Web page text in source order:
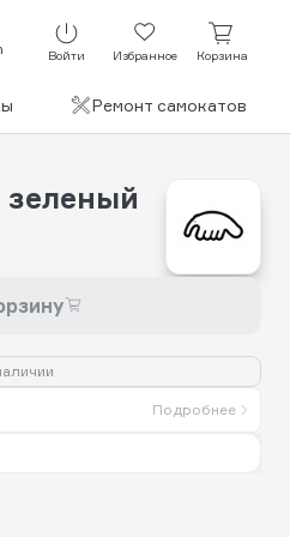
Войти Избранное Корзина
Ремонт самокатов
Подробнее